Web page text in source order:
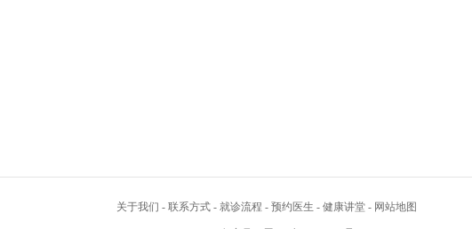
关于我们 - 联系方式 - 就诊流程 - 预约医生 - 健康讲堂 - 网站地图